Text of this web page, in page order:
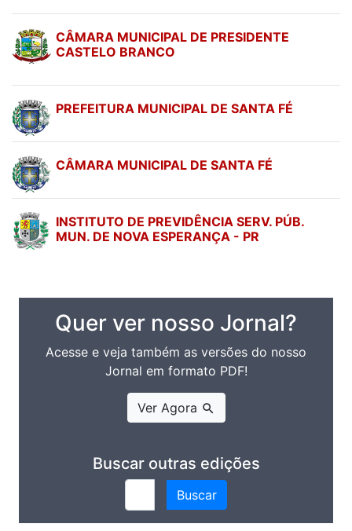
CÂMARA MUNICIPAL DE PRESIDENTE
CASTELO BRANCO
PREFEITURA MUNICIPAL DE SANTA FÉ
CÂMARA MUNICIPAL DE SANTA FÉ
INSTITUTO DE PREVIDÊNCIA SERV. PÚB.
MUN. DE NOVA ESPERANÇA - PR
Quer ver nosso Jornal?
Acesse e veja também as versões do nosso
Jornal em formato PDF!
Ver Agora search
Buscar outras edições
Buscar